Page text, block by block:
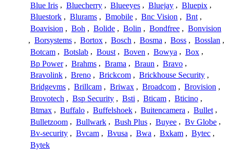
Blue Iris , Bluecherry , Blueeyes , Bluejay , Bluepix ,
Bluestork , Blurams , Bmobile , Bnc Vision , Bnt ,
Boavision , Boh , Bolide , Bolin , Bondfree , Bonvision
, Borsystems , Bortox , Bosch , Bosma , Boss , Bosslan ,
Botcam , Botslab , Boust , Boven , Bowya , Box ,
Bp Power , Brahms , Brama , Braun , Bravo ,
Bravolink , Breno , Brickcom , Brickhouse Security ,
Bridgevms , Brillcam , Briwax , Broadcom , Brovision ,
Brovotech , Bsp Security , Bsti , Bticam , Bticino ,
Btmax , Buffalo , Buffelshoek , Buitencamera , Bullet ,
Bulletzoom , Bullwark , Bush Plus , Buyee , Bv Globe ,
Bv-security , Bvcam , Bvusa , Bwa , Bxkam , Bytec ,
Bytek